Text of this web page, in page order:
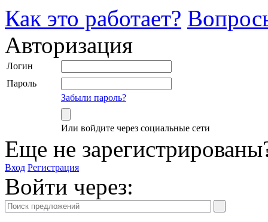
Как это работает?
Авторизация
Логин
Пароль
Забыли пароль?
Или войдите через социальные сети
Еще не
Вход Регистрация
Войти через: